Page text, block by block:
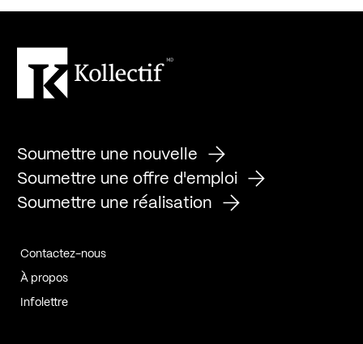
Soumettre une nouvelle
Soumettre une offre d'emploi
Soumettre une réalisation
Contactez-nous
À propos
Infolettre